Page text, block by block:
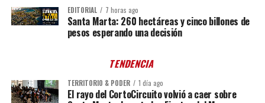
EDITORIAL 7 horas ago
Santa Marta: 260 hectáreas y cinco billones de
pesos esperando una decisión
TENDENCIA
TERRITORIO & PODER 1 día ago
El rayo del CortoCircuito volvió a caer sobre